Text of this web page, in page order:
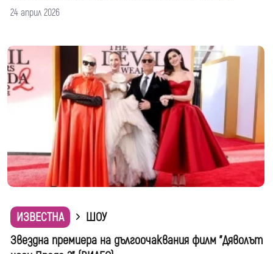
24 април 2026
ИЗВЕСТНА
ШОУ
Звездна премиера на дългоочаквания филм "Дяволът